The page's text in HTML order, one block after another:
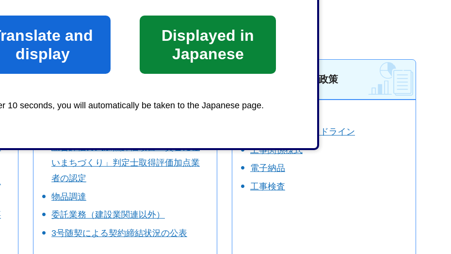
and
display
Displayed in
Japanese
10 seconds, you will automatically be taken to the Japanese page.
総合評価方式加点評価項目「災害に強
いまちづくり」判定士取得評価加点業
者の認定
物品調達
委託業務（建設業関連以外）
3号随契による契約締結状況の公表
公共事業の技術政策
共通仕様書・ガイドライン
工事関係様式
電子納品
工事検査